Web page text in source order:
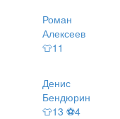
Роман
Алексеев
👕11
Денис
Бендюрин
👕13 ⚽4